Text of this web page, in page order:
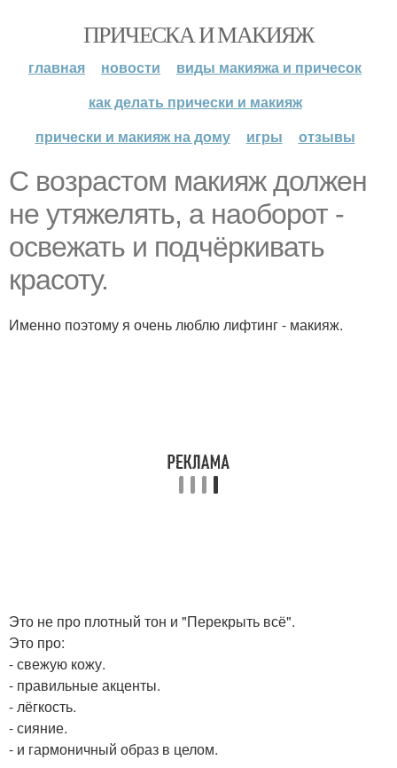
ПРИЧЕСКА И МАКИЯЖ
главная новости
виды макияжа и причесок
как делать прически и макияж
прически и макияж на дому
игры отзывы
С возрастом макияж должен
не утяжелять, а наоборот -
освежать и подчёркивать
красоту.
Именно поэтому я очень люблю лифтинг - макияж.
Это не про плотный тон и "Перекрыть всё".
Это про:
- свежую кожу.
- правильные акценты.
- лёгкость.
- сияние.
- и гармоничный образ в целом.